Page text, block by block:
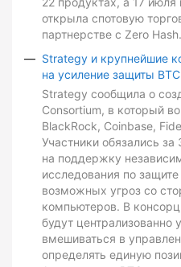
открыла спотовую
партнерстве с Zero Hash.
Strategy и крупнейшие
на усиление защиты BTC
Strategy сообщила о
Consortium, в который
BlackRock, Coinbase,
Участники обязались
на поддержку
исследования по
возможных угроз со
компьютеров. В
будут централизованно
вмешиваться в
определять единую